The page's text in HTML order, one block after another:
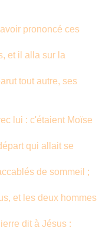
prononcé ces
et il alla sur la
tout autre, ses
lui : c'étaient Moïse
qui allait se
de sommeil ;
et les deux hommes
dit à Jésus :